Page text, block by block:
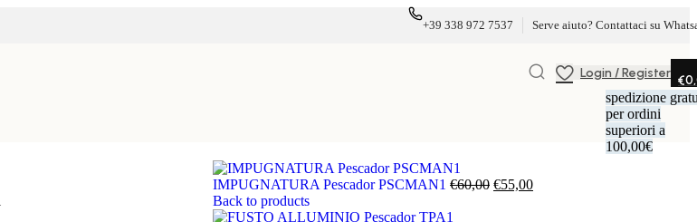
+39 338 972 7537 Serve aiuto? Contattaci su
Login / Register €
spedizione
per ordini
superiori a
100,00€
IMPUGNATURA Pescador PSCMAN1 €60,00 €55,00
Back to products